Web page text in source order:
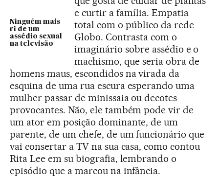
Ninguém mais
ri de um
assédio sexual
na televisão
e curtir a família. Empatia
total com o público da rede
Globo. Contrasta com o
imaginário sobre assédio e o
machismo, que seria obra de
homens maus, escondidos na virada da
esquina de uma rua escura esperando uma
mulher passar de minissaia ou decotes
provocantes. Não, ele também pode vir de
um ator em posição dominante, de um
parente, de um chefe, de um funcionário que
vai consertar a TV na sua casa, como contou
Rita Lee em su biografia, lembrando o
episódio que a marcou na infância.